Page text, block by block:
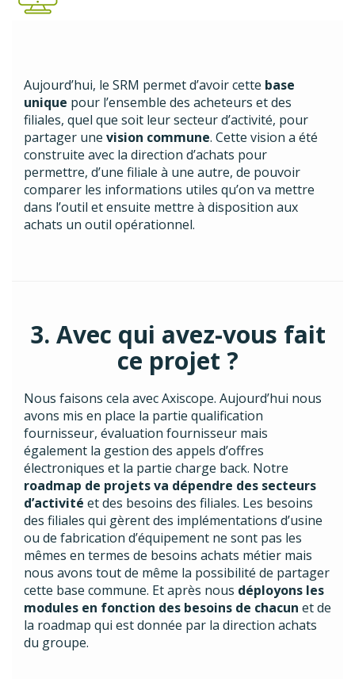
Aujourd’hui, le SRM permet d’avoir cette base
unique pour l’ensemble des acheteurs et des
filiales, quel que soit leur secteur d’activité, pour
partager une vision commune. Cette vision a été
construite avec la direction d’achats pour
permettre, d’une filiale à une autre, de pouvoir
comparer les informations utiles qu’on va mettre
dans l’outil et ensuite mettre à disposition aux
achats un outil opérationnel.
3. Avec qui avez-vous fait
ce projet ?
Nous faisons cela avec Axiscope. Aujourd’hui nous
avons mis en place la partie qualification
fournisseur, évaluation fournisseur mais
également la gestion des appels d’offres
électroniques et la partie charge back. Notre
roadmap de projets va dépendre des secteurs
d’activité et des besoins des filiales. Les besoins
des filiales qui gèrent des implémentations d’usine
ou de fabrication d’équipement ne sont pas les
mêmes en termes de besoins achats métier mais
nous avons tout de même la possibilité de partager
cette base commune. Et après nous déployons les
modules en fonction des besoins de chacun et de
la roadmap qui est donnée par la direction achats
du groupe.